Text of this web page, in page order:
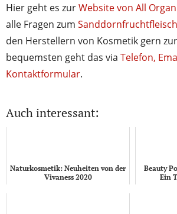
Hier geht es zurWebsite von All
alle Fragen zum
den Herstellern von Kosmetik gern
bequemsten geht das via Telefon,
Kontaktformular.
Auch interessant:
Naturkosmetik: Neuheiten von der
Vivaness 2020
Beauty
Ein